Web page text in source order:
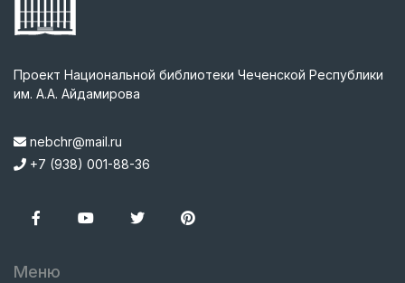
Проект Национальной библиотеки Чеченской Республики
им. А.А. Айдамирова
nebchr@mail.ru
+7 (938) 001-88-36
Меню